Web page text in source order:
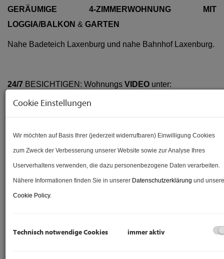
GERÄUMIGE 4-ZIMMERWOHNUNG MIT
LOGGIA/BALKON & GARTEN
Nahe Badeteich Laxenburg und nahe Bahnhof Laxenburg.
24/7 BESICHTIGEN: Wohnungs VIDEO unter:
https://www.viason.at/wohnungsvideo-viason-immobilien-
leopold-figl-strasse-5-2361-laxenburg
Cookie Einstellungen
Wir möchten auf Basis Ihrer (jederzeit widerrufbaren) Einwilligung Cookies
zum Zweck der Verbesserung unserer Website sowie zur Analyse Ihres
Userverhaltens verwenden, die dazu personenbezogene Daten verarbeiten.
Nähere Informationen finden Sie in unserer Datenschutzerklärung und
Cookie Policy.
Technisch notwendige Cookies immer aktiv